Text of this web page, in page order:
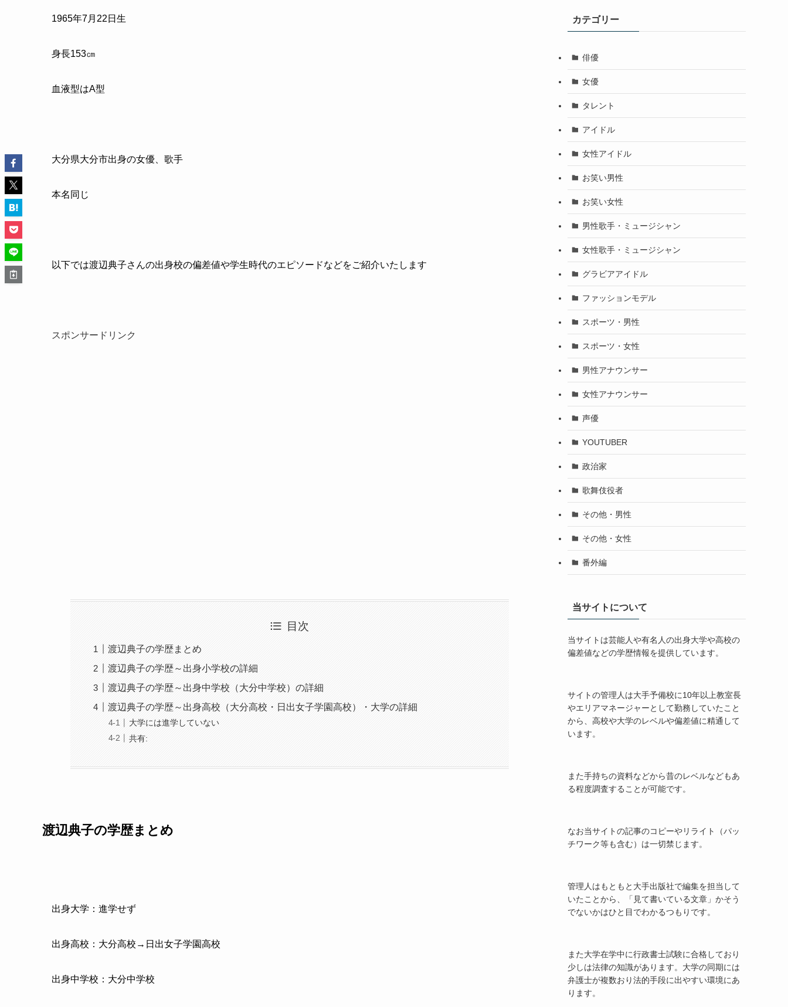
1965年7月 22 日生
身長153㎝
血液型はA型
大分県大分市出身の女優、歌手
本名同じ
以下では渡辺典子さんの出身校の偏差値や学生時代のエピソードなどをご紹介いたします
スポンサードリンク
目次
渡辺典子の学歴まとめ
渡辺典子の学歴～出身小学校の詳細
渡辺典子の学歴～出身中学校（大分中学校）の詳細
渡辺典子の学歴～出身高校（大分高校・日出女子学園高校）・大学の詳細
大学には進学していない
共有:
渡辺典子の学歴まとめ
出身大学：進学せず
出身高校：大分高校→日出女子学園高校
出身中学校：大分中学校
カテゴリー
俳優
女優
タレント
アイドル
女性アイドル
お笑い男性
お笑い女性
男性歌手・ミュージシャン
女性歌手・ミュージシャン
グラビアアイドル
ファッションモデル
スポーツ・男性
スポーツ・女性
男性アナウンサー
女性アナウンサー
声優
YOUTUBER
政治家
歌舞伎役者
その他・男性
その他・女性
番外編
当サイトについて
当サイトは芸能人や有名人の出身大学や高校の
偏差値などの学歴情報を提供しています。
サイトの管理人は大手予備校に10年以上教室長
やエリアマネージャーとして勤務していたこと
から、高校や大学のレベルや偏差値に精通して
います。
また手持ちの資料などから昔のレベルなどもあ
る程度調査することが可能です。
なお当サイトの記事のコピーやリライト（パッ
チワーク等も含む）は一切禁じます。
管理人はもともと大手出版社で編集を担当して
いたことから、「見て書いている文章」かそう
でないかはひと目でわかるつもりです。
また大学在学中に行政書士試験に合格しており
少しは法律の知識があります。大学の同期には
弁護士が複数おり法的手段に出やすい環境にあ
ります。